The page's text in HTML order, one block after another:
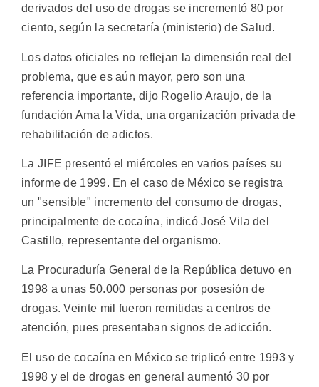
derivados del uso de drogas se incrementó 80 por
ciento, según la secretaría (ministerio) de Salud.
Los datos oficiales no reflejan la dimensión real del
problema, que es aún mayor, pero son una
referencia importante, dijo Rogelio Araujo, de la
fundación Ama la Vida, una organización privada de
rehabilitación de adictos.
La JIFE presentó el miércoles en varios países su
informe de 1999. En el caso de México se registra
un "sensible" incremento del consumo de drogas,
principalmente de cocaína, indicó José Vila del
Castillo, representante del organismo.
La Procuraduría General de la República detuvo en
1998 a unas 50.000 personas por posesión de
drogas. Veinte mil fueron remitidas a centros de
atención, pues presentaban signos de adicción.
El uso de cocaína en México se triplicó entre 1993 y
1998 y el de drogas en general aumentó 30 por